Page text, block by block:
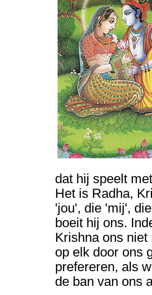
dat hij speelt
Het is Radha,
'jou', die 'mij',
boeit hij ons.
Krishna ons
op elk door ons
prefereren, als
de ban van ons